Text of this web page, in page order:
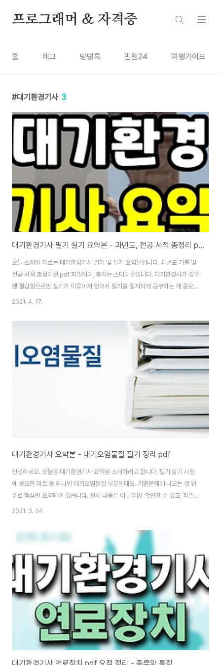
프로그래머 & 자격증
홈 태그 방명록 민원24 여행가이드
대기환경기사 3
대기환경기사 필기 실기 요약본 - 과년도, 전공 서적 총정리 pdf
오늘 소개할 자료는 대기환경기사 필기 및 실기 요약본입니다. 과년도 기출 및
전공 서적 총정리된 pdf 파일이며, 출처는 스터디온입니다. 대기환경시가 경우
엔 필답형으로만 실기가 이루어져 있어서 필기를 철저하게 공부하는 게 중요하
다고 생각해요. 다운로드할 수 있는 pdf 파일은 아래에 있습니다. 수질환경기
에 끝! | 8주 공부법 | 환경기사 독학 (feat.물쌤닷컴)| 새해 복 많이 받으세요
바로 아래에 대기환경기사 pdf 파일입니다. 대기오염개론, 대기오염공정시험,
대기오염방지기술, 법규, 연소공학, 빈출 오답 순서로 정리된 파일이니 하나씩
다운로드하시면 됩니다. [▼ 연료장치 요점 정리] 대기환경기사 연료장치 pdf
요점..
2021. 4. 17.
대기환경기사 요약본 - 대기오염물질 필기 정리 pdf
안녕하세요. 오늘은 대기환경기사 요약본 소개하려고 합니다. 필기 실기 시험
에 중요한 파트 중 하나인 대기오염물질 부분인데요. 기출문제에 나오는 것 위
주로 핵심만 요약되어 있습니다. 전체 내용은 이 글에서 확인할 수 있고, 파일이
필요한 분들은 글 맨 아래에서 pdf 파일 다운로드하시면 됩니다. 우선, 대기환
경기사 필기 족보 요약본 - 공채, 실기(필답형) 총정리 pdf 오늘 소개할 자료는
대기환경기사 요약본입니다. 기사 공부할 때는 물론 요즘 공채 채용 전형 때 필
기 공부로 많이 참고하는 자료입니다. 다들 이 자료 공유해서 함께 사용했으면
좋겠네요. 출 coderlife.tistory.com 대기환경기사 연료장치 pdf 요점 정..
2021. 3. 24.